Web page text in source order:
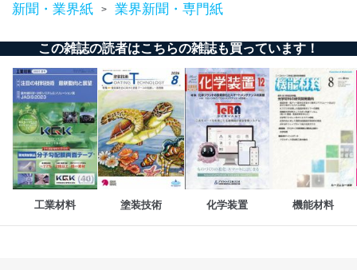
善し、常に最良の状態を維持します。
苦情及び相談受付け窓口
貴殿の個人情報及び当社の個人情報保護マネジメントシ
ステムに関するご相談及び苦情については以下までご連
絡ください。
適切、かつ迅速に対応させていただきます。
株式会社富士山マガジンサービス 個人情報問い合わせ
係
FAX：03-5459-7073
新聞・業界紙 > 業界新聞・専門紙
この雑誌の読者はこちらの雑誌も買っています！
工業材料 塗装技術 化学装置 機能材料